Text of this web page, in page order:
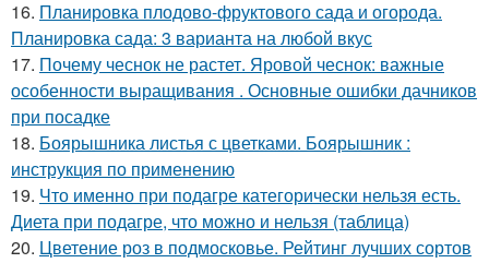
16. Планировка плодово-фруктового сада и огорода.
Планировка сада: 3 варианта на любой вкус
17. Почему чеснок не растет. Яровой чеснок: важные
особенности выращивания . Основные ошибки дачников
при посадке
18. Боярышника листья с цветками. Боярышник :
инструкция по применению
19. Что именно при подагре категорически нельзя есть.
Диета при подагре, что можно и нельзя (таблица)
20. Цветение роз в подмосковье. Рейтинг лучших сортов